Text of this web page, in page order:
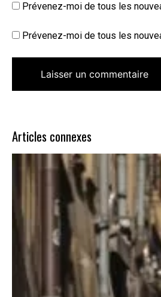
Prévenez-moi de tous les
Prévenez-moi de tous les
Articles connexes